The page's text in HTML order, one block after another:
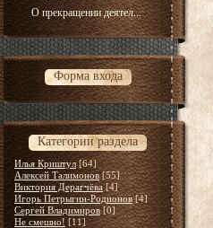
О прекращении деятел...
Форма входа
Категории раздела
Илья Криштул [64]
Алексей Талимонов [55]
Виктория Дерагчёва [4]
Игорь Петрыгин-Родионов [4]
Сергей Владимиров [0]
Не смешно! [11]